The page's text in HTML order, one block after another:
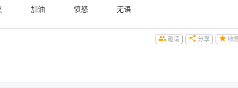
加油 愤怒 无语
收
分享
邀请